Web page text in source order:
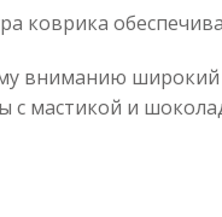
коврика
вниманию широкий
с мастикой и